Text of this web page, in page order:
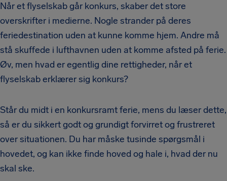
Når et flyselskab går konkurs, skaber det store
overskrifter i medierne. Nogle strander på deres
feriedestination uden at kunne komme hjem. Andre må
stå skuffede i lufthavnen uden at komme afsted på ferie.
Øv, men hvad er egentlig dine rettigheder, når et
flyselskab erklærer sig konkurs?
Står du midt i en konkursramt ferie, mens du læser dette,
så er du sikkert godt og grundigt forvirret og frustreret
over situationen. Du har måske tusinde spørgsmål i
hovedet, og kan ikke finde hoved og hale i, hvad der nu
skal ske.